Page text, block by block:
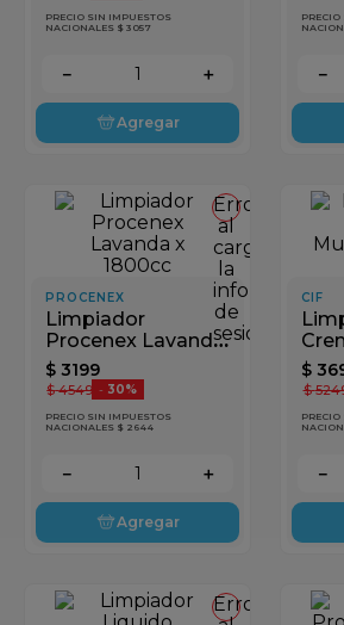
PRECIO SIN IMPUESTOS
NACIONALES $ 3057
＋
－
Agregar
－
Error
al
cargar
la
información
de
sesión
PROCENEX
Limpiador
Procenex Lavanda
x 1800cc
$ 3199
$ 4549 - 30%
PRECIO SIN IMPUESTOS
NACIONALES $ 2644
＋
－
Agregar
CIF
x
$
$
－
Error